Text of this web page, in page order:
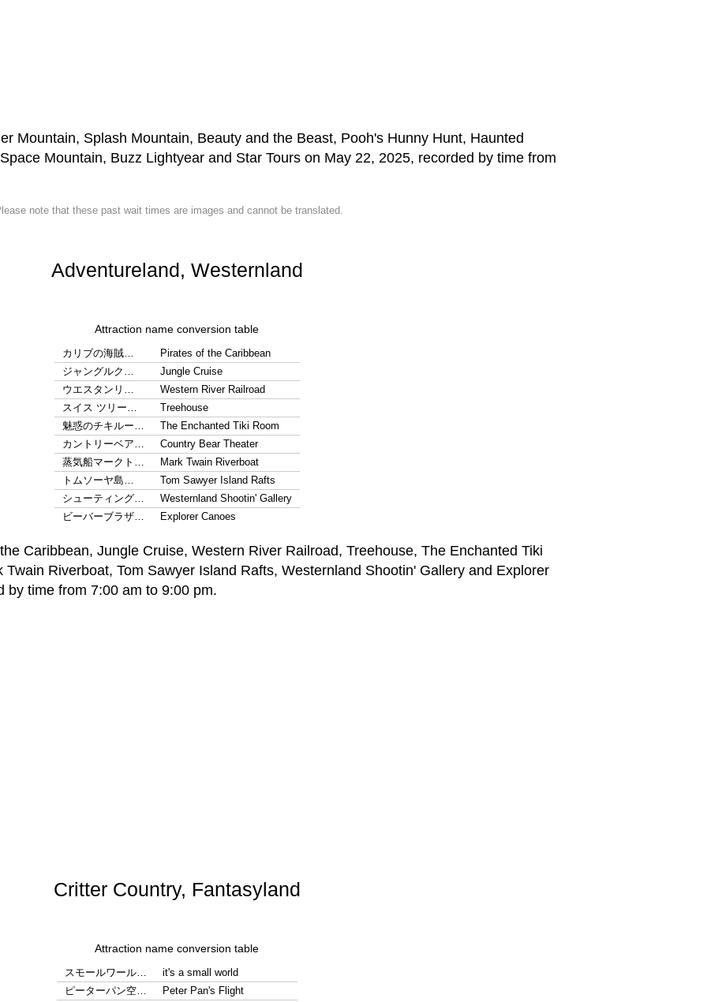
note that these past wait times are images and cannot be translated.
Adventureland, Westernland
Attraction name conversion table
カリブの海賊…
Pirates of the Caribbean
ジャングルク…
Jungle Cruise
ウエスタンリ…
Western River Railroad
スイス ツリー…
Treehouse
魅惑のチキルー…
The Enchanted Tiki Room
カントリーベア…
Country Bear Theater
蒸気船マークト…
Mark Twain Riverboat
トムソーヤ島…
Tom Sawyer Island Rafts
シューティング…
Westernland Shootin' Gallery
ビーバーブラザ…
Explorer Canoes
Critter Country, Fantasyland
Attraction name conversion table
スモールワール…
it's a small world
ピーターパン空…
Peter Pan's Flight